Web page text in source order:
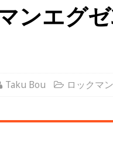
ンエグ
Taku Bou ロックマ